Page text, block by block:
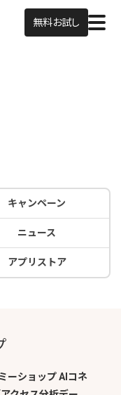
無料お試し
キャンペーン
ニュース
アプリストア